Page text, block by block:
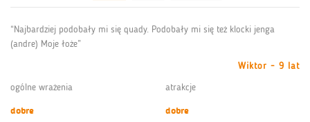
“Najbardziej podobały mi się quady. Podobały mi się też klocki jenga
(andre) Moje łoże”
Wiktor - 9 lat
ogólne wrażenia
dobre
atrakcje
dobre